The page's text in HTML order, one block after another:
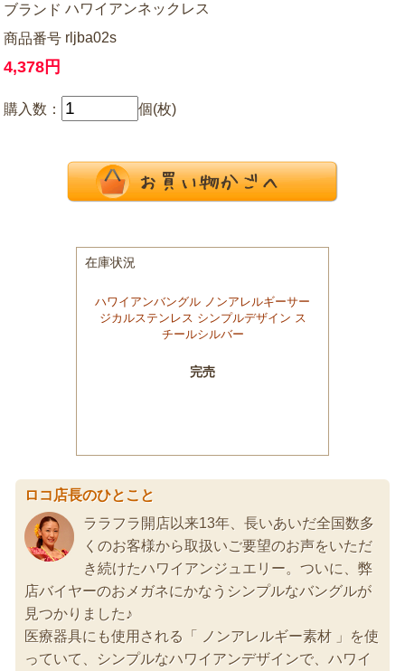
ブランドハワイアンネックレス
商品番号 rljba02s
4,378円
購入数： 個(枚)
ロコ店長のひとこと
ララフラ開店以来13年、長いあいだ全国数多
くのお客様から取扱いご要望のお声をいただ
き続けたハワイアンジュエリー。ついに、弊
店バイヤーのおメガネにかなうシンプルなバングルが
見つかりました♪
医療器具にも使用される「 ノンアレルギー素材 」を使
っていて、シンプルなハワイアンデザインで、ハワイ